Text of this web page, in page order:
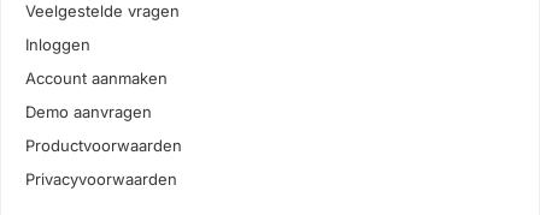
Veelgestelde vragen
Inloggen
Account aanmaken
Demo aanvragen
Productvoorwaarden
Privacyvoorwaarden